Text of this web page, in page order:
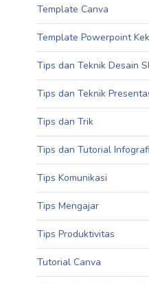
Template Canva
Template Powerpoint
Tips dan Teknik Desain
Tips dan Teknik
Tips dan Trik
Tips dan Tutorial
Tips Komunikasi
Tips Mengajar
Tips Produktivitas
Tutorial Canva